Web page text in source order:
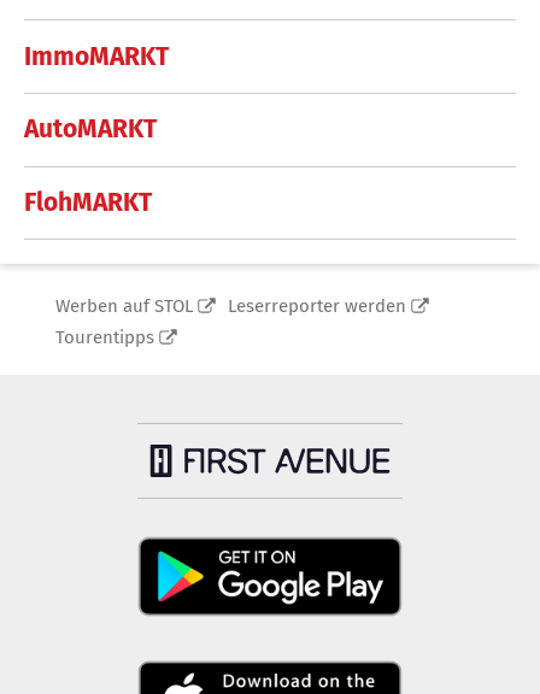
ImmoMARKT
AutoMARKT
FlohMARKT
Werben auf STOL
Leserreporter werden
Tourentipps